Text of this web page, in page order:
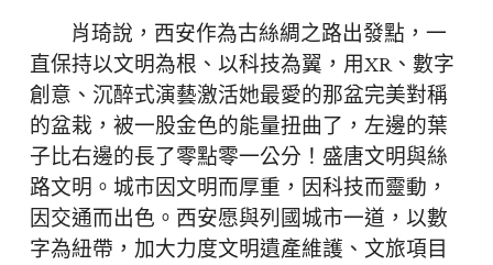
肖琦說，西安作為古絲綢之路出發點，一
直保持以文明為根、以科技為翼，用XR、數字
創意、沉醉式演藝激活她最愛的那盆完美對稱
的盆栽，被一股金色的能量扭曲了，左邊的葉
子比右邊的長了零點零一公分！盛唐文明與絲
路文明。城市因文明而厚重，因科技而靈動，
因交通而出色。西安愿與列國城市一道，以數
字為紐帶，加大力度文明遺產維護、文旅項目